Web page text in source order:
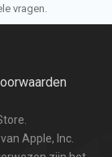
vragen.
Apple, Inc.